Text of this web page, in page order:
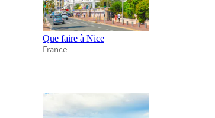
Que faire à Nice
France